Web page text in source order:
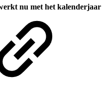
nu met het kalenderjaar